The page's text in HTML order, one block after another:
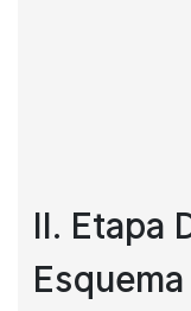
II. Etapa
Esquema